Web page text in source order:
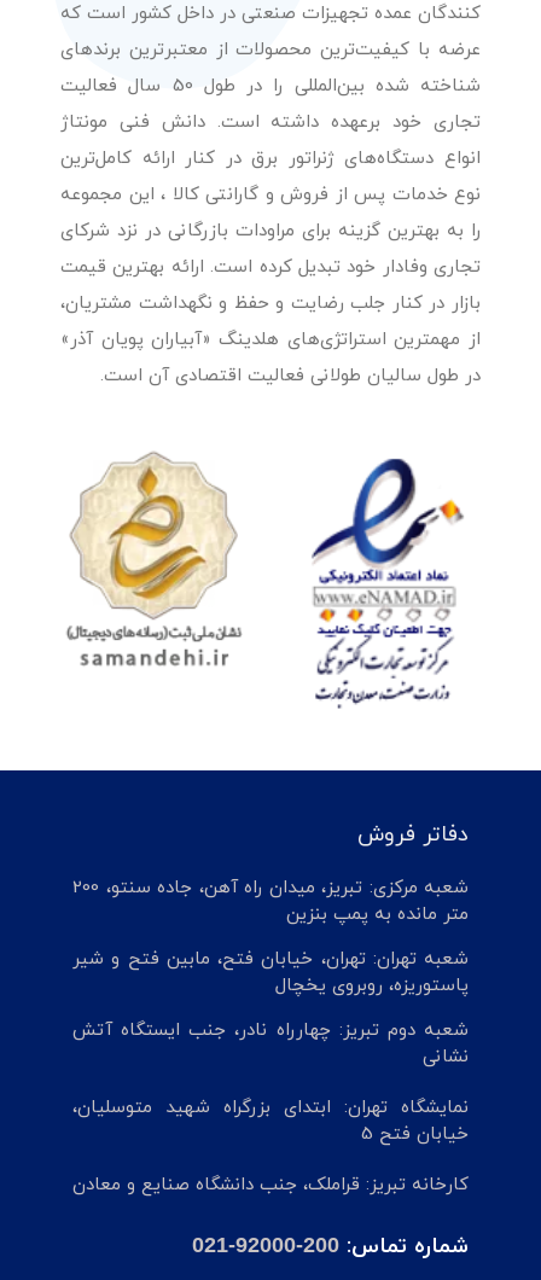
کنندگان عمده تجهیزات صنعتی در داخل کشور است که
عرضه با کیفیت‌ترین محصولات از معتبرترین برندهای
شناخته شده بین‌المللی را در طول 50 سال فعالیت
تجاری خود برعهده داشته است. دانش فنی مونتاژ
انواع دستگاه‌های ژنراتور برق در کنار ارائه کامل‌ترین
نوع خدمات پس از فروش و گارانتی کالا ، این مجموعه
را به بهترین گزینه برای مراودات بازرگانی در نزد شرکای
تجاری وفادار خود تبدیل کرده است. ارائه بهترین قیمت
بازار در کنار جلب رضایت و حفظ و نگهداشت مشتریان،
از مهمترین استراتژی‌های هلدینگ «آبیاران پویان آذر»
در طول سالیان طولانی فعالیت اقتصادی آن است.
دفاتر فروش
شعبه مرکزی: تبریز، میدان راه آهن، جاده سنتو، 200
متر مانده به پمپ بنزین
شعبه تهران: تهران، خیابان فتح، مابین فتح و شیر
پاستوریزه، روبروی یخچال
شعبه دوم تبریز: چهارراه نادر، جنب ایستگاه آتش
نشانی
نمایشگاه تهران: ابتدای بزرگراه شهید متوسلیان،
خیابان فتح 5
کارخانه تبریز: قراملک، جنب دانشگاه صنایع و معادن
شماره تماس: 021-92000-200